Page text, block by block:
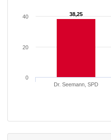
38,25
38,25
Dr. Seemann, SPD
0
20
40